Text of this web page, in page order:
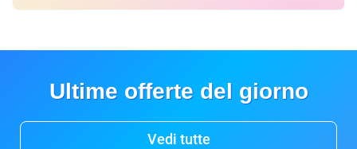
Ultime offerte del giorno
Vedi tutte